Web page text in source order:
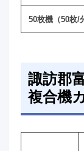
50枚機（50枚/
諏訪郡
複合機